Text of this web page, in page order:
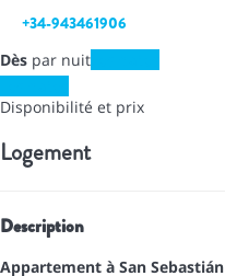
+34-943461906
Dès par nuit
Disponibilité et prix
Logement
Description
Appartement à San Sebastián